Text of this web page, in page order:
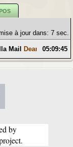
à jour dans: 6 sec.
Mail Dear Random
05:09:45
by